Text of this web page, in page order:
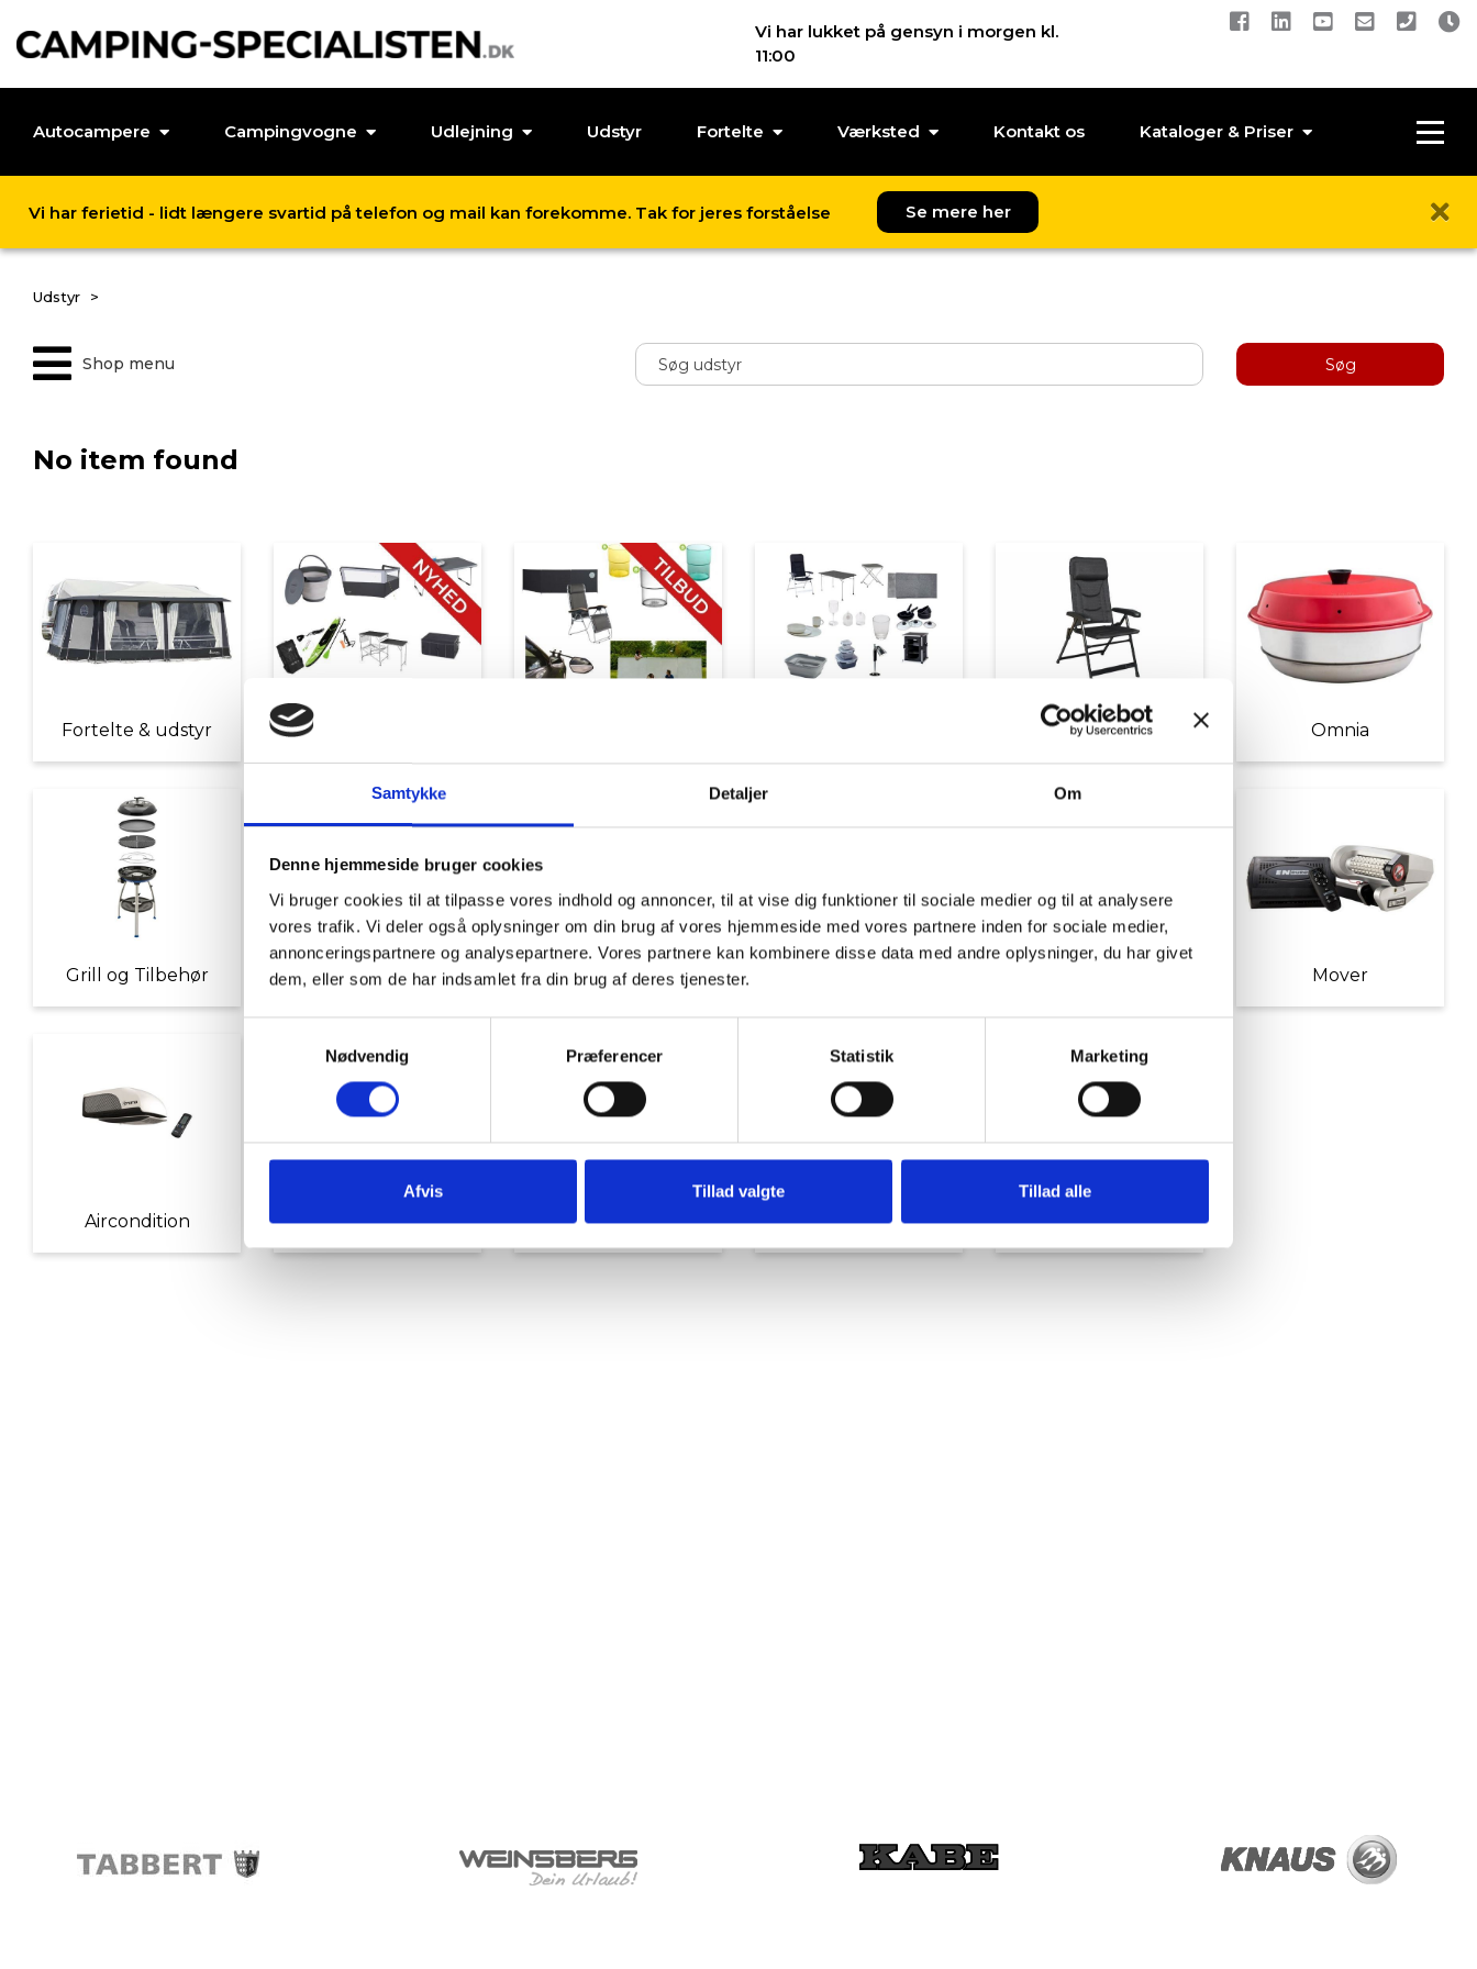
Samtykke Detaljer Om
Denne hjemmeside bruger cookies
Vi bruger cookies til at tilpasse vores indhold og annoncer, til at vise dig funktioner til sociale medier og til at analysere
vores trafik. Vi deler også oplysninger om din brug af vores hjemmeside med vores partnere inden for sociale medier,
annonceringspartnere og analysepartnere. Vores partnere kan kombinere disse data med andre oplysninger, du har givet
dem, eller som de har indsamlet fra din brug af deres tjenester.
Nødvendig
Præferencer Statistik Marketing
Afvis Tillad valgte Tillad alle
Vi har lukket på gensyn i morgen kl.
11:00
Autocampere Campingvogne Udlejning Udstyr Fortelte Værksted Kontakt os Kataloger & Priser
Vi har ferietid - lidt længere svartid på telefon og mail kan forekomme. Tak for jeres forståelse Se mere her
Udstyr
Shop menu Søg
No item found
Fortelte & udstyr Møbler Omnia
Grill og Tilbehør Indvendigt Udstyr Udvendigt Udstyr Mover
Aircondition Elektrisk Udstyr til Brenderup Bakkamerasystem Reservedele